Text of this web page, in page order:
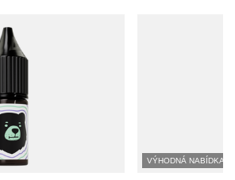
VÝHODNÁ NABÍDKA